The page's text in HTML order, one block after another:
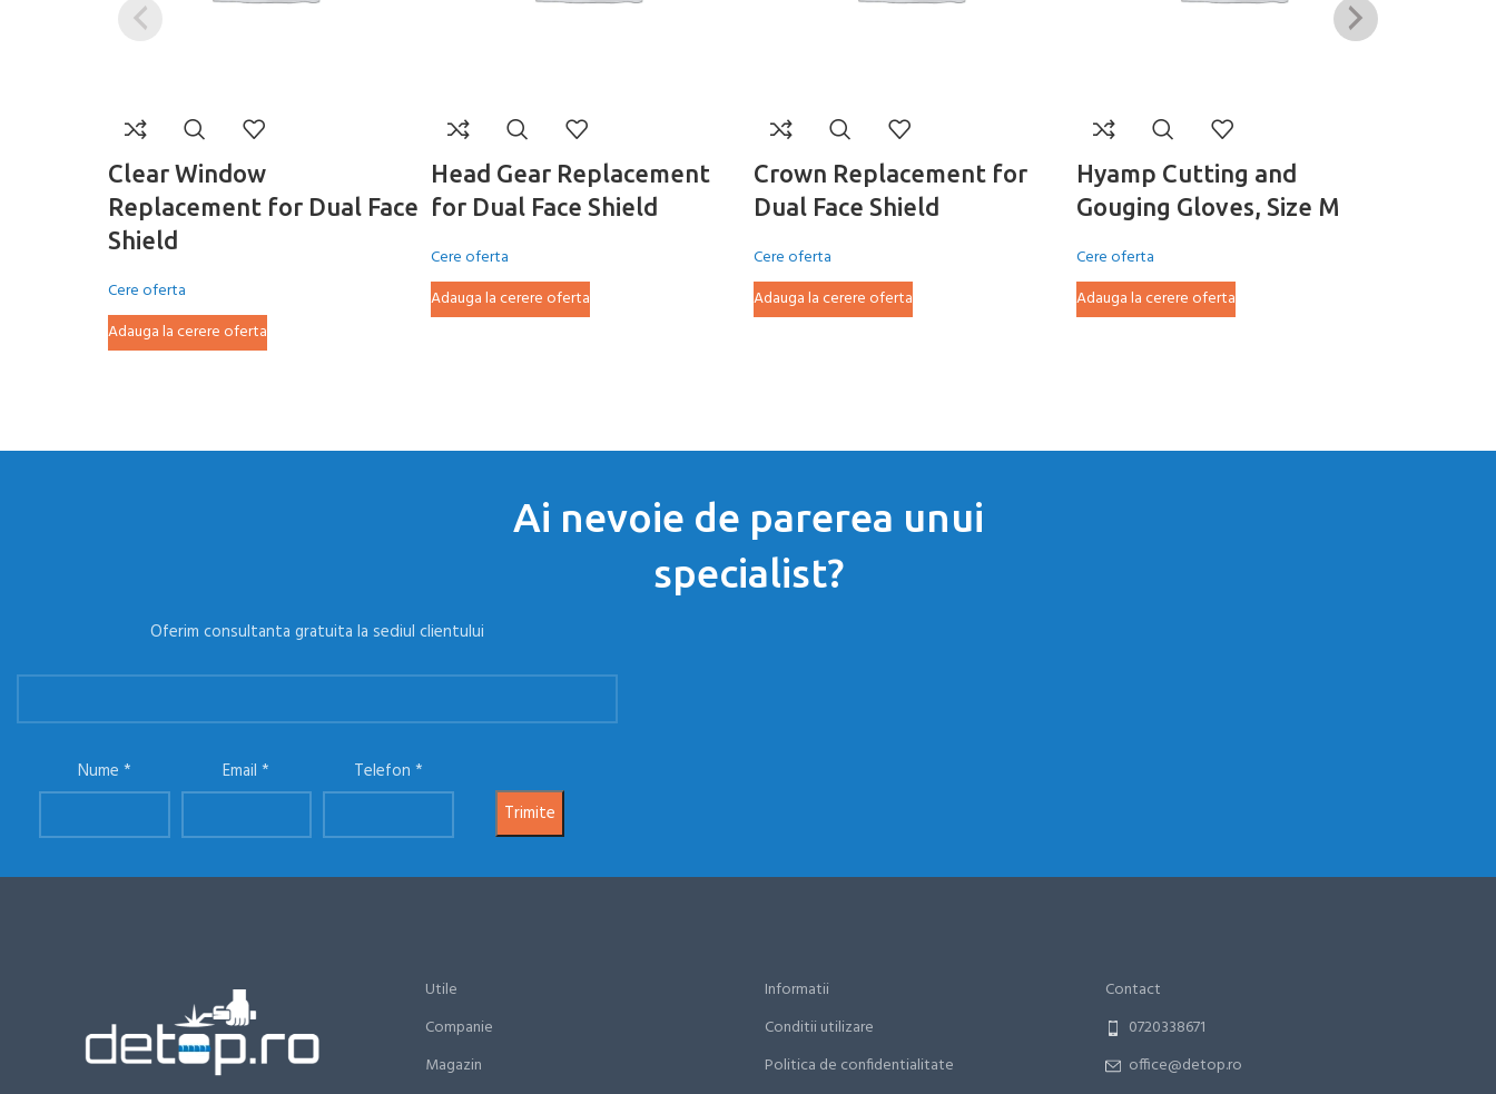
Clear Window
Replacement for Dual Face
Shield
Cere oferta
Adauga la cerere oferta
Head Gear Replacement
for Dual Face Shield
Cere oferta
Adauga la cerere oferta
Crown Replacement for
Dual Face Shield
Cere oferta
Adauga la cerere oferta
Hyamp Cutting and
Gouging Gloves, Size M
Cere oferta
Adauga la cerere oferta
Ai nevoie de parerea unui
specialist?
Oferim consultanta gratuita la sediul clientului
Nume Email Telefon
Utile
Companie
Magazin
Informatii
Conditii utilizare
Politica de confidentialitate
Contact
0720338671
office@detop.ro